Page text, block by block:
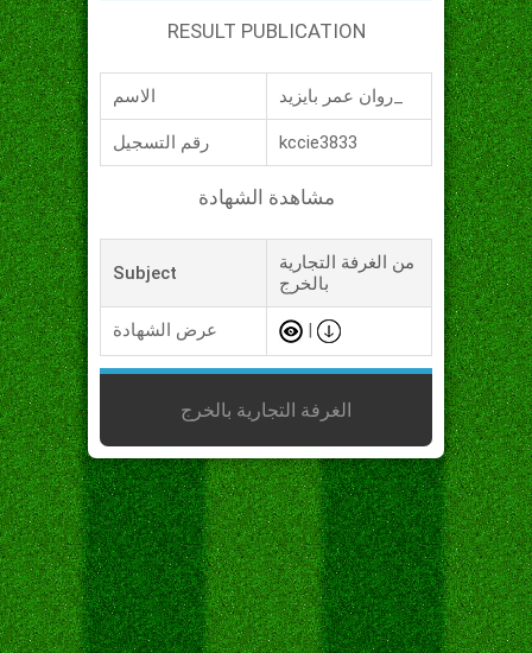
RESULT PUBLICATION
الاسم
رقم التسجيل kccie3833
مشاهدة الشهادة
Subject
من الغرفة التجارية
بالخرج
عرض الشهادة
الغرفة التجارية بالخرج